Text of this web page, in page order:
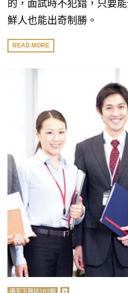
的，面試時不犯錯，只要
鮮人也能出奇制勝。
READ MORE
禪天下雜誌163期